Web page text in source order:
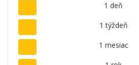
1 deň
1 týždeň
1 mesiac